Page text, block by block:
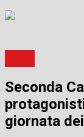
Seconda
giornata